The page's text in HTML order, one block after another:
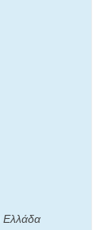
Ελλάδα